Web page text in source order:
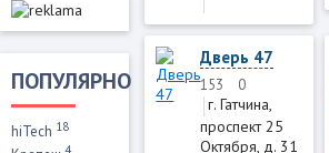
ПОПУЛЯРНО
hiTech 18
4
Дверь 47
153 0
г. Гатчина,
проспект 25
Октября, д. 31